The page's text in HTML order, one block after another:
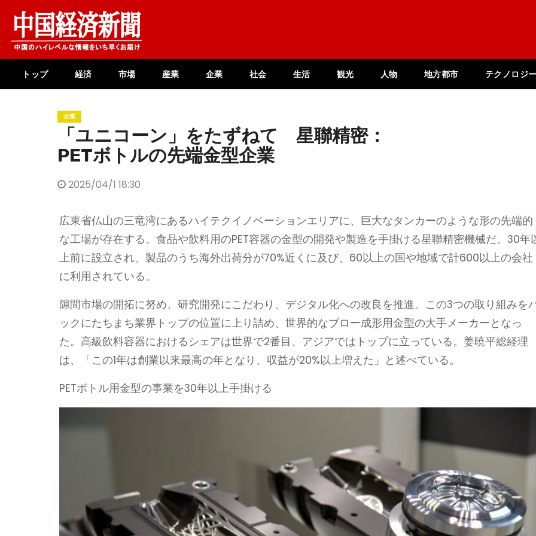
content
トップ 経済 市場 産業 企業 社会 生活 観光 人物 地方都市 テクノロジ
企業
「ユニコーン」をたずねて 星聯精密：
PETボトルの先端金型企業
2025/04/1 18:30
広東省仏山の三竜湾にあるハイテクイノベーションエリアに、巨大なタンカーのような形の先端的
な工場が存在する。食品や飲料用のPET容器の金型の開発や製造を手掛ける星聯精密機械だ。30年
上前に設立され、製品のうち海外出荷分が70%近くに及び、60以上の国や地域で計600以上の会社
に利用されている。
隙間市場の開拓に努め、研究開発にこだわり、デジタル化への改良を推進。この3つの取り組みを
ックにたちまち業界トップの位置に上り詰め、世界的なブロー成形用金型の大手メーカーとなっ
た。高級飲料容器におけるシェアは世界で2番目、アジアではトップに立っている。姜暁平総経理
は、「この1年は創業以来最高の年となり、収益が20%以上増えた」と述べている。
PETボトル用金型の事業を30年以上手掛ける